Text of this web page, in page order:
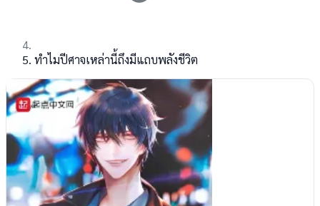
ทำไมปีศาจเหล่านี้ถึงมีแถบพลังชีวิต